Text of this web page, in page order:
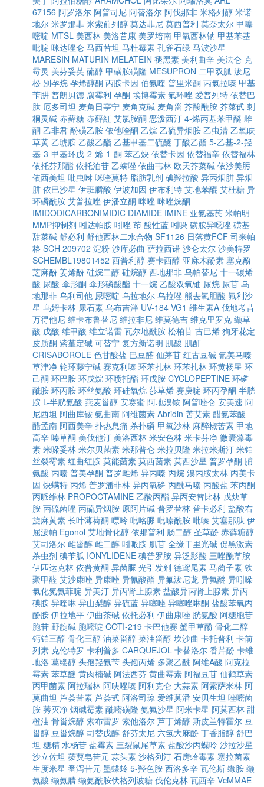
67156 阿罗洛尔 阿普司尼 阿替洛尔 阿伐那非 米格列醇 米诺
地尔 米罗那非 米索前列醇 莫达非尼 莫西普利 莫奈太尔 甲噻
嘧啶 MTSL 美西林 美洛昔康 美罗培南 甲氧西林钠 甲基苯基
吡啶 咪达唑仑 马西替坦 马杜霉素 孔雀石绿 马波沙星
MARESIN MATURIN MELATEIN 褪黑素 美利曲辛 美法仑 克
霉灵 美芬妥英 硫醇 甲磺胺磺隆 MESUPRON 二甲双胍 泼尼
松 別孕烷 孕烯醇酮 丙胺卡因 伯氨喹 普里米酮 丙氯拉嗪 甲基
苄肼 普朗贝德 腐霉利 孕酮 埃博霉素 氟环唑 爱普列特 依替巴
肽 厄多司坦 麦角日亭宁 麦角克碱 麦角甾 芥酸酰胺 芥菜甙 刺
桐灵碱 赤藓糖 赤蘚紅 艾氯胺酮 恶泼西汀 4-烯丙基苯甲醚 雌
酮 乙非君 酚磺乙胺 依他喹酮 乙烷 乙硫异烟胺 乙虫清 乙氧呋
草黄 乙琥胺 乙酸乙酯 乙基甲基二硫醚 丁酸乙酯 5-乙基-2-羟
基-3-甲基环戊-2-烯-1-酮 苯乙炔 依替卡因 依替福辛 依替福林
依托芬那酯 依托泊苷 乙螨唑 依曲韦林 欧天芥菜碱 依沙美肟
依西美坦 吡虫啉 咪喹莫特 脂肪乳剂 碘羟拉酸 异丙烟肼 异烟
肼 依巴沙星 伊班膦酸 伊波加因 伊布利特 艾地苯醌 艾杜糖 异
环磷酰胺 艾普拉唑 伊潘立酮 咪唑 咪唑烷酮
IMIDODICARBONIMIDIC DIAMIDE IMINE 亚氨基芪 米帕明
MMP抑制剂 吲达帕胺 吲唑 茚 酸性蓝 吲哚 磺胺异噁唑 磺基
甜菜碱 舒必利 舒他西林二水合物 SF1126 日落黄FCF 司来帕
格 SCH 209702 淀粉 沙库必曲 萨拉西诺 沙仑太尔 沙美特罗
SCHEMBL19801452 西普利醇 赛卡西醇 亚麻木酚素 塞克酚
芝麻酚 姜烯酚 硅烷二醇 硅烷醇 西地那非 乌帕替尼 十一碳烯
酸 尿酸 伞形酮 伞形磷酸酯 十一烷 乙酸双氧铀 尿烷 尿苷 乌
地那非 乌利司他 尿嘧啶 乌拉地尔 乌拉唑 熊去氧胆酸 氟利沙
星 乌姆卡林 尿石素 乌布吉泮 UV-184 VG1 维生素A 伐地考昔
万得他尼 维卡布鲁替尼 维拉非尼 维莫德吉 维克里罗克 缬草
酸 戊酸 维甲酸 维立诺雷 瓦尔地酰胺 松柏苷 古巴烯 狗牙花定
皮质酮 紫堇定碱 可替宁 复方新诺明 肌酸 肌酐
CRISABOROLE 色甘酸盐 巴豆醛 仙茅苷 红古豆碱 氰美马嗪
草津净 轮环藤宁碱 赛克利嗪 环苯扎林 环苯扎林 环黄杨星 环
己酮 环巴胺 环戊烷 环喷托酯 环戊胺 CYCLOPEPTINE 环磷
酰胺 环丙胺 环丝氨酸 环硅氧烷 莎草烯 赛庚啶 环丙孕酮 半胱
胺 L-半胱氨酸 燕麦甾醇 安赛蜜 阿地溴铵 阿普唑仑 安美速 阿
尼西坦 阿曲库铵 氨曲南 阿维菌素 Abridin 苦艾素 醋氨苯酸
醋孟南 阿西美辛 扑热息痛 杀扑磷 甲氧沙林 麻醉椒苦素 甲地
高辛 嗪草酮 美伐他汀 美洛西林 米安色林 米卡芬净 微囊藻毒
素 米哚妥林 米尔贝菌素 米那普仑 米拉贝隆 米拉米斯汀 米铂
丝裂霉素 红曲红胺 莫能菌素 莫西菌素 莫西沙星 普罗孕酮 脯
氨酸 丙嗪 普美孕酮 普罗雌烯 异丙嗪 丙烷 溴丙胺太林 丙美卡
因 炔螨特 丙烯 普罗潘非林 异丙氧磷 丙酰马嗪 丙酸盐 苯丙酮
丙哌维林 PROPOCTAMINE 乙酸丙酯 异丙安替比林 戊炔草
胺 丙硫菌唑 丙硫异烟胺 原阿片碱 普罗替林 普卡必利 盐酸右
旋麻黄素 长叶薄荷酮 嘌呤 吡咯脲 吡嗪酰胺 吡嗪 艾塞那肽 伊
屈泼帕 Egonol 艾地骨化醇 依那普利 肠二醇 圣草酚 赤藓糖醇
艾司洛尔 雌甾醇 雌二醇 吲哌胺 肌苷 全缘干里光碱 促黑激素
杀虫剂 碘苄胍 IONYLIDENE 碘普罗胺 异泛影酸 三唑酰草胺
伊匹达克林 依普黄酮 异菌脲 光引发剂 德鸢尾素 马蔺子素 铁
聚甲醛 艾沙康唑 异康唑 异氰酸酯 异氟泼尼龙 异氟醚 异吲哚
氯化氮氨菲啶 异美汀 异丙肾上腺素 盐酸异丙肾上腺素 异丙
碘胺 异喹啉 异山梨醇 异硫蓝 异噻唑 异噻唑啉酮 盐酸苯氧丙
酚胺 伊拉地平 伊曲茶碱 依托必利 伊曲康唑 胱氨酸 阿糖胞苷
胞苷 野靛碱 胞嘧啶 COTI-219 卡巴他赛 蟹甲草酚 骨化二醇
钙铂三醇 骨化三醇 油菜甾醇 菜油甾醇 坎沙曲 卡托普利 卡前
列素 克伦特罗 卡利普多 CARQUEJOL 卡替洛尔 香芹酚 卡维
地洛 葛缕醇 头孢羟氨苄 头孢丙烯 多聚乙酰 阿维A酸 阿克拉
霉素 苯草醚 黄肉楠碱 阿法西芬 黄曲霉素 阿福豆苷 仙鹤草素
丙甲菌素 阿拉瑞林 阿呋唑嗪 阿利克仑 大蒜素 阿索萨米林 阿
莫曲坦 芦荟苦素 芦荟甙 阿洛司琼 爱维莫潘 安贝生坦 唑嘧菌
胺 莠灭净 烟碱霉素 酰嘧磺隆 氨氟沙星 阿米卡星 阿莫西林 甜
橙油 骨甾烷醇 索布雷罗 索他洛尔 芦丁烯醇 斯皮兰特霍尔 豆
甾醇 豆甾烷醇 司替戊醇 舒芬太尼 六氢大麻酚 丁香脂醇 舒巴
坦 糖精 水杨苷 盐霉素 三裂鼠尾草素 盐酸沙丙蝶呤 沙拉沙星
沙立佐坦 菝葜皂苷元 蒜头素 沙格列汀 石房蛤毒素 塞拉菌素
生度米星 番泻苷元 墨蝶蛉 5-羟色胺 西洛多辛 瓦伦斯 缬胺 缬
氨酸 缬氨腈 缬氨酰胺伏格列波糖 伐伦克林 瓦西辛 VcMMAE